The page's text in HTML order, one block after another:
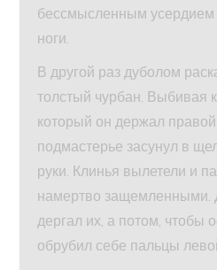
бессмысленным усердием
ноги.
В другой раз дуболом
толстый чурбан. Выбивая
который он держал
подмастерье засунул в
руки. Клинья вылетели и
намертво защемленными.
дергал их, а потом, чтобы
обрубил себе пальцы